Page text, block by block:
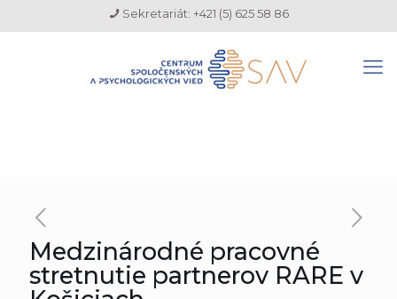
Sekretariát: +421 (5) 625 58 86
Medzinárodné pracovné
stretnutie partnerov RARE v